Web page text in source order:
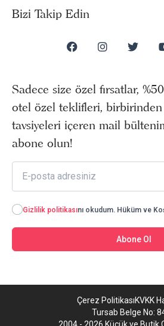
Bizi Takip Edin
Sadece size özel fırsatlar,
otel özel teklifleri, birbirinden
tavsiyeleri içeren mail
abone olun!
Gizlilik politikasını okudum. Hüküm ve
Abone Ol
2004 - 2026 Küçük ve Butik
Tursab Belge No:
Çerez PolitikasıKVKK